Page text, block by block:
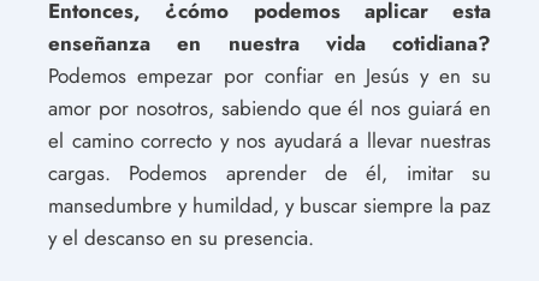
Entonces, ¿cómo podemos aplicar esta
enseñanza en nuestra vida cotidiana?
Podemos empezar por confiar en Jesús y en su
amor por nosotros, sabiendo que él nos guiará en
el camino correcto y nos ayudará a llevar nuestras
cargas. Podemos aprender de él, imitar su
mansedumbre y humildad, y buscar siempre la paz
y el descanso en su presencia.